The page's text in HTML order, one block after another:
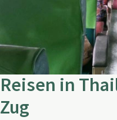
Reisen in
Zug